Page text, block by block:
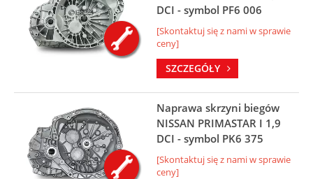
DCI - symbol PF6 006
[Skontaktuj się z nami w sprawie
ceny]
SZCZEGÓŁY
Naprawa skrzyni biegów
NISSAN PRIMASTAR I 1,9
DCI - symbol PK6 375
[Skontaktuj się z nami w sprawie
ceny]